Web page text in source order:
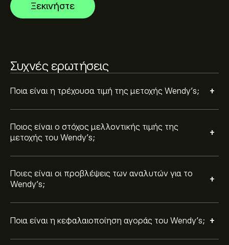
Ξεκινήστε
Συχνές ερωτήσεις
Ποια είναι η τρέχουσα τιμή της μετοχής Wendy's; +
Ποιος είναι ο στόχος μελλοντικής τιμής της
μετοχής του Wendy's;
+
Ποιες είναι οι προβλέψεις των αναλυτών για το
Wendy's;
+
διακυμάνσεις της τιμής.
Ποια είναι η κεφαλαιοποίηση αγοράς του Wendy's; +
Διακράτηση.